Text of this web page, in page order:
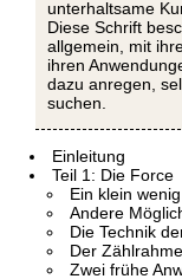
unterhaltsame
Diese Schrift
allgemein, mit
ihren
dazu anregen,
suchen.
Einleitung
Teil 1: Die Force
Ein klein
Andere
Die Technik
Der
Zwei frühe